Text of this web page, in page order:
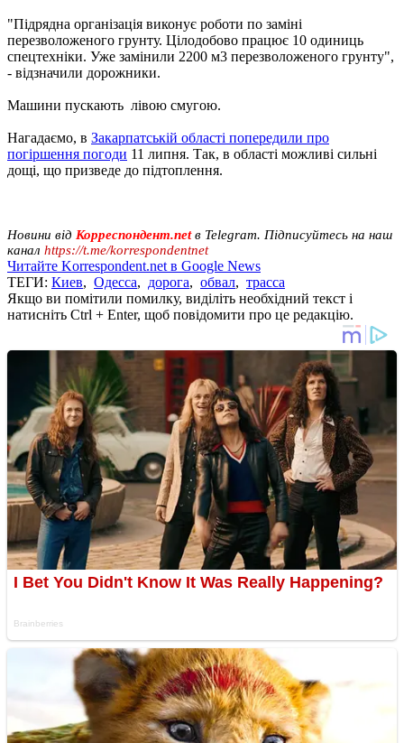
"Підрядна організація виконує роботи по заміні
перезволоженого грунту. Цілодобово працює 10 одиниць
спецтехніки. Уже замінили 2200 м3 перезволоженого грунту",
- відзначили дорожники.
Машини пускають лівою смугою.
Нагадаємо, в Закарпатській області попередили про
погіршення погоди 11 липня. Так, в області можливі сильні
дощі, що призведе до підтоплення.
Новини від Корреспондент.netв Telegram. Підписуйтесь на наш
канал https://t.me/korrespondentnet
Читайте Korrespondent.net в Google News
ТЕГИ: Киев, Одесса, дорога, обвал, трасса
Якщо ви помітили помилку, виділіть необхідний текст і
натисніть Ctrl + Enter, щоб повідомити про це редакцію.